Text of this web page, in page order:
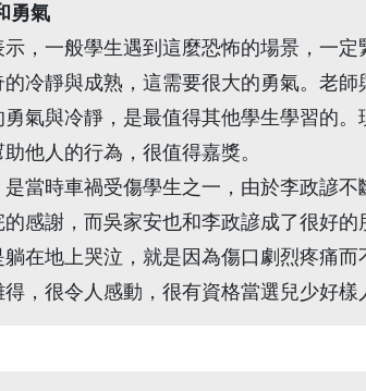
勇氣
，一般學生遇到這麼恐怖的場景，一
冷靜與成熟，這需要很大的勇氣。老師
氣與冷靜，是最值得其他學生學習的
他人的行為，很值得嘉獎。
當時車禍受傷學生之一，由於李政諺不
感謝，而吳家安也和李政諺成了很好的
在地上哭泣，就是因為傷口劇烈疼痛
，很令人感動，很有資格當選兒少好